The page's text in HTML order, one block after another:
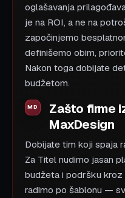
oglašavanja
je na ROI, a ne na
započinjemo
definišemo obim,
Nakon toga dobijate
budžetom.
Zašto firme
MaxDesign
Dobijate tim koji spaja
Za Titel nudimo jasan
budžeta i podršku
radimo po šablonu —